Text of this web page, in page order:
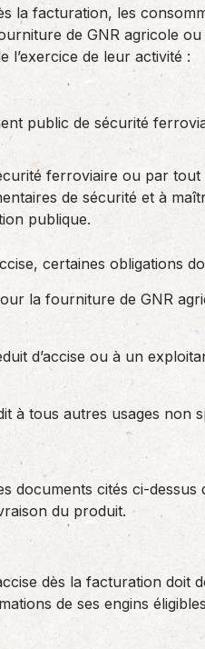
la facturation, les
de GNR agricole ou
l’exercice de leur activité :
public de sécurité
ferroviaire ou par
de sécurité et à
publique.
certaines obligations
la fourniture de GNR
d’accise ou à un
à tous autres usages non
documents cités ci-dessus
du produit.
dès la facturation doit
de ses engins